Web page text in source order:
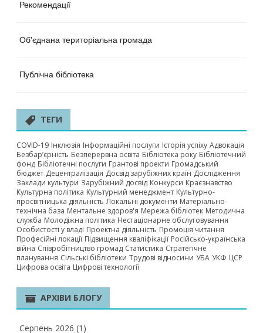
Рекомендації
Об'єднана територіальна громада
Публічна бібліотека
ТЕГИ
COVID-19 Інклюзія Інформаційні послуги Історія успіху Адвокація
Безбар’єрність Безперервна освіта Бібліотека року Бібліотечний
фонд Бібліотечні послуги Грантові проекти Громадський
бюджет Децентралізація Досвід зарубіжних країн Дослідження
Заклади культури Зарубіжний досвід Конкурси Краєзнавство
Культурна політика Культурний менеджмент Культурно-
просвітницька діяльність Локальні документи Матеріально-
технічна база Ментальне здоров'я Мережа бібліотек Методична
служба Молодіжна політика Нестаціонарне обслуговування
Особистості у владі Проектна діяльність Промоція читання
Професійні локації Підвищення кваліфікації Російсько-українська
війна Співробітництво громад Статистика Стратегічне
планування Сільські бібліотеки Трудові відносини УБА УКФ ЦСР
Цифрова освіта Цифрові технології
АРХІВИ БЛОГУ
Серпень 2026 (1)